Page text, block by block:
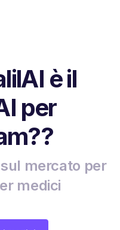
è il
per
mercato per
medici